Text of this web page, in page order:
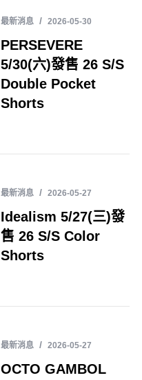
最新消息 2026-05-30
PERSEVERE
5/30(六)發售 26 S/S
Double Pocket
Shorts
最新消息 2026-05-27
Idealism 5/27(三)發
售 26 S/S Color
Shorts
最新消息 2026-05-27
OCTO GAMBOL